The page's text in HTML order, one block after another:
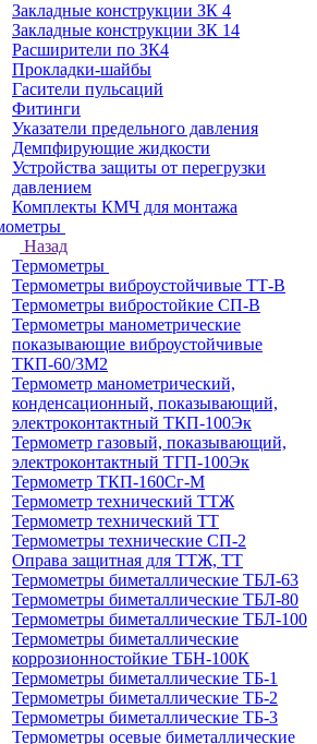
Закладные конструкции ЗК 4
Закладные конструкции ЗК 14
Расширители по ЗК4
Прокладки-шайбы
Гасители пульсаций
Фитинги
Указатели предельного давления
Демпфирующие жидкости
Устройства защиты от перегрузки
давлением
Комплекты КМЧ для монтажа
Назад
Термометры
Термометры виброустойчивые ТТ-В
Термометры вибростойкие СП-В
Термометры манометрические
показывающие виброустойчивые
ТКП-60/3М2
Термометр манометрический,
конденсационный, показывающий,
электроконтактный ТКП-100Эк
Термометр газовый, показывающий,
электроконтактный ТГП-100Эк
Термометр ТКП-160Сг-М
Термометр технический ТТЖ
Термометр технический ТТ
Термометры технические СП-2
Оправа защитная для ТТЖ, ТТ
Термометры биметаллические ТБЛ-63
Термометры биметаллические ТБЛ-80
Термометры биметаллические ТБЛ-100
Термометры биметаллические
коррозионностойкие ТБН-100К
Термометры биметаллические ТБ-1
Термометры биметаллические ТБ-2
Термометры биметаллические ТБ-3
Термометры осевые биметаллические